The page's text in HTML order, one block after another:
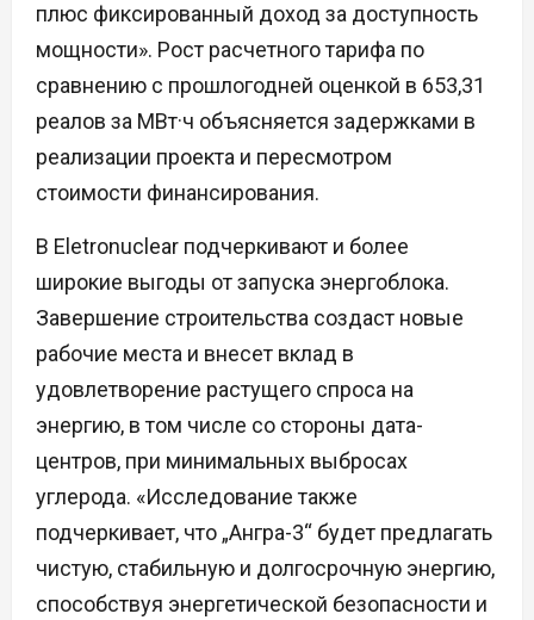
плюс фиксированный доход за доступность
мощности». Рост расчетного тарифа по
сравнению с прошлогодней оценкой в 653,31
реалов за МВт·ч объясняется задержками в
реализации проекта и пересмотром
стоимости финансирования.
В Eletronuclear подчеркивают и более
широкие выгоды от запуска энергоблока.
Завершение строительства создаст новые
рабочие места и внесет вклад в
удовлетворение растущего спроса на
энергию, в том числе со стороны дата-
центров, при минимальных выбросах
углерода. «Исследование также
подчеркивает, что „Ангра-3“ будет предлагать
чистую, стабильную и долгосрочную энергию,
способствуя энергетической безопасности и